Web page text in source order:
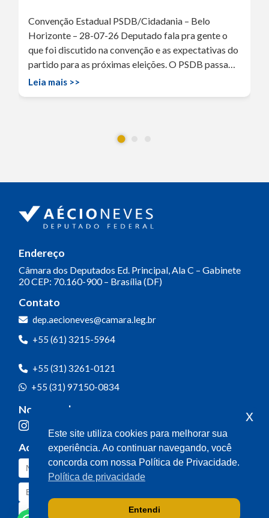
Convenção Estadual PSDB/Cidadania – Belo
Horizonte – 28-07-26 Deputado fala pra gente o
que foi discutido na convenção e as expectativas do
partido para as próximas eleições. O PSDB passa…
Leia mais >>
Endereço
Câmara dos Deputados Ed. Principal, Ala C – Gabinete
20CEP: 70.160-900 – Brasília (DF)
Contato
dep.aecioneves@camara.leg.br
+55 (61) 3215-5964
+55 (31) 3261-0121
+55 (31) 97150-0834
Nossas redes
Acompanhe o meu mandato
Este site utiliza cookies para melhorar sua
experiência. Ao continuar navegando, você
concorda com nossa Política de Privacidade.
Política de privacidade
Entendi
x